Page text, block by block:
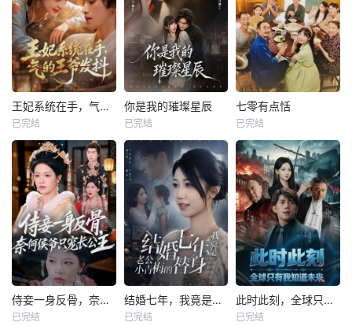
王妃系统在手，气的王爷发抖
已完结
你是我的璀璨星辰
已完结
七零有点恬
已完结
侍妾一身反骨，奈何侯爷只宠长公主
已完结
结婚七年，我竟是老公小青梅的替身
已完结
此时此刻，全球只有我知道未来
已完结